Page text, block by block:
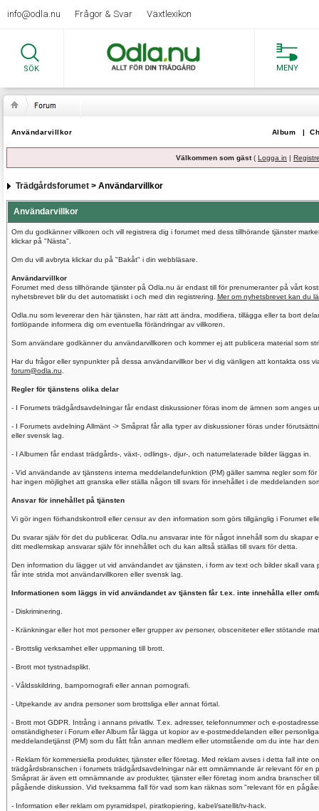
info@odla.nu Frågor & Svar Växtlexikon
SÖK MENY
Användarvillkor Album |
Välkommen som gäst( Logga in |
Trädgårdsforumet> Användarvillkor
Användarvillkor
Om du godkänner villkoren och vill registrera dig i forumet med dess tillhörande tjänster
klickar på "Nästa".
Om du vill avbryta klickar du på "Bakåt" i din webbläsare.
Användarvillkor
Forumet med dess tillhörande tjänster på Odla.nu är endast till för prenumeranter på vårt
nyhetsbrevet blir du det automatiskt i och med din registrering. Mer om nyhetsbrevet kan du
Odla.nu som levererar den här tjänsten, har rätt att ändra, modifiera, tillägga eller ta bort
fortlöpande informera dig om eventuella förändringar av villkoren.
Som användare godkänner du användarvillkoren och kommer ej att publicera material som
Har du frågor eller synpunkter på dessa användarvillkor ber vi dig vänligen att kontakta oss
forum@odla.nu
Regler för tjänstens olika delar
- I Forumets trädgårdsavdelningar får endast diskussioner föras inom de ämnen som anges
- I Forumets avdelning Allmänt -> Småprat får alla typer av diskussioner föras under
eller svensk lag.
- I Albumen får endast trädgårds-, växt-, odlings-, djur-, och naturrelaterade bilder läggas in.
- Vid användande av tjänstens interna meddelandefunktion (PM) gäller samma regler som
har ingen möjlighet att granska eller ställa någon till svars för innehållet i de meddelanden
Ansvar för innehållet på tjänsten
Vi gör ingen förhandskontroll eller censur av den information som görs tillgänglig i Forumet
Du svarar själv för det du publicerar. Odla.nu ansvarar inte för något innehåll som du skapar
ditt medlemskap ansvarar själv för innehållet och du kan alltså ställas till svars för detta.
Den information du lägger ut vid användandet av tjänsten, i form av text och bilder skall
får inte strida mot användarvillkoren eller svensk lag.
Informationen som läggs in vid användandet av tjänsten får t.ex. inte innehålla eller
- Diskriminering.
- Kränkningar eller hot mot personer eller grupper av personer, obsceniteter eller stötande
- Brottslig verksamhet eller uppmaning till brott.
- Brott mot tystnadsplikt.
- Våldsskildring, barnpornografi eller annan pornografi.
- Utpekande av andra personer som brottsliga eller annat förtal.
- Brott mot GDPR. Intrång i annans privatliv. T.ex. adresser, telefonnummer och e-
omständigheter i Forum eller Album får lägga ut kopior av e-postmeddelanden eller
meddelandetjänst (PM) som du fått från annan medlem eller utomstående om du inte har
- Reklam för kommersiella produkter, tjänster eller företag. Med reklam avses i detta fall inte
trädgårdsbranschen i forumets trädgårdsavdelningar när ett omnämnande är relevant för en
Småprat är även ett omnämnande av produkter, tjänster eller företag inom andra branscher
pågående diskussion. Vid tveksamma fall för vad som kan räknas som "relevant för en
- Information eller reklam om pyramidspel, piratkopiering, kabel/satellit/tv-hack.